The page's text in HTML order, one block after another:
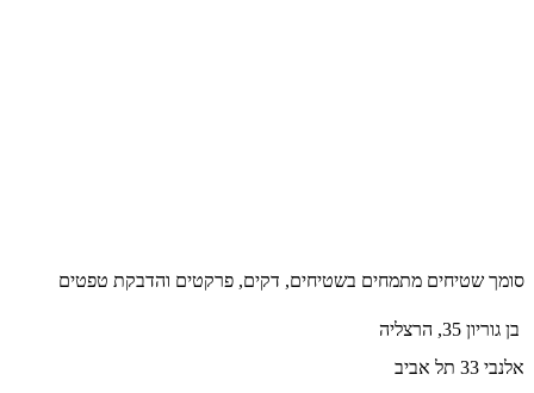
סומך שטיחים מתמחים בשטיחים, דקים, פרקטים והדבקת טפטים
בן גוריון 35, הרצליה
אלנבי 33 תל אביב